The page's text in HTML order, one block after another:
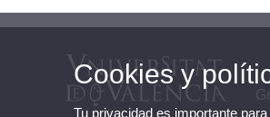
Cookies y
Tu privacidad es importante